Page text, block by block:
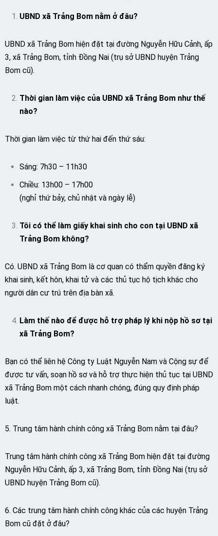
UBND xã Trảng Bom nằm ở đâu?
UBND xã Trảng Bom hiện đặt tại đường Nguyễn Hữu Cảnh, ấp
3, xã Trảng Bom, tỉnh Đồng Nai (trụ sở UBND huyện Trảng
Bom cũ).
Thời gian làm việc của UBND xã Trảng Bom như thế
nào?
Thời gian làm việc từ thứ hai đến thứ sáu:
Sáng: 7h30 – 11h30
Chiều: 13h00 – 17h00
(nghỉ thứ bảy, chủ nhật và ngày lễ)
Tôi có thể làm giấy khai sinh cho con tại UBND xã
Trảng Bom không?
Có. UBND xã Trảng Bom là cơ quan có thẩm quyền đăng ký
khai sinh, kết hôn, khai tử và các thủ tục hộ tịch khác cho
người dân cư trú trên địa bàn xã.
Làm thế nào để được hỗ trợ pháp lý khi nộp hồ sơ tại
xã Trảng Bom?
Bạn có thể liên hệ Công ty Luật Nguyễn Nam và Cộng sự để
được tư vấn, soạn hồ sơ và hỗ trợ thực hiện thủ tục tại UBND
xã Trảng Bom một cách nhanh chóng, đúng quy định pháp
luật.
5. Trung tâm hành chính công xã Trảng Bom nằm tại đâu?
Trung tâm hành chính công xã Trảng Bom hiện đặt tại đường
Nguyễn Hữu Cảnh, ấp 3, xã Trảng Bom, tỉnh Đồng Nai (trụ sở
UBND huyện Trảng Bom cũ).
6. Các trung tâm hành chính công khác của các huyện Trảng
Bom cũ đặt ở đâu?